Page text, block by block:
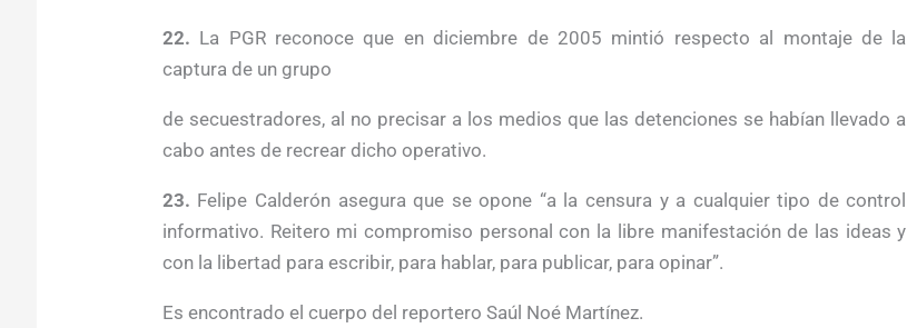
22. La PGR reconoce que en diciembre de 2005 mintió respecto al montaje de la
captura de un grupo
de secuestradores, al no precisar a los medios que las detenciones se habían llevado a
cabo antes de recrear dicho operativo.
23. Felipe Calderón asegura que se opone “a la censura y a cualquier tipo de control
informativo. Reitero mi compromiso personal con la libre manifestación de las ideas y
con la libertad para escribir, para hablar, para publicar, para opinar”.
Es encontrado el cuerpo del reportero Saúl Noé Martínez.